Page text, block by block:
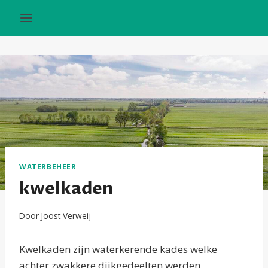
naar
inhoud
WATERBEHEER
kwelkaden
Door Joost Verweij
Kwelkaden zijn waterkerende kades welke
achter zwakkere dijkgedeelten werden